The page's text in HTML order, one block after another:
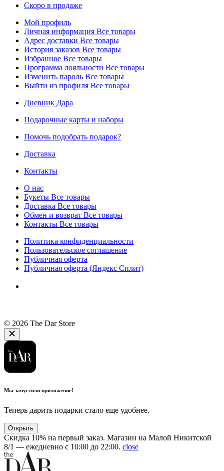
Скоро в продаже
Мой профиль
Личная информация Все товары
Адрес доставки Все товары
История заказов Все товары
Избранное Все товары
Программа лояльности Все товары
Изменить пароль Все товары
Выйти из профиля Все товары
Дневник Дара
Подарочные карты и наборы
Помочь подобрать подарок?
Доставка
Контакты
О нас
Букеты Все товары
Доставка Все товары
Обмен и возврат Все товары
Контакты Все товары
Политика конфиденциальности
Пользовательское соглашение
Публичная оферта
Публичная оферта (Яндекс Сплит)
© 2026 The Dar Store
Мы запустили приложение!
Теперь дарить подарки стало еще удобнее.
Открыть
Скидка 10% на первый заказ. Магазин на Малой Никитской
8/1 — ежедневно с 10:00 до 22:00. close